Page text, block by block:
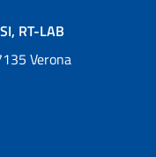
RT-LAB
Verona